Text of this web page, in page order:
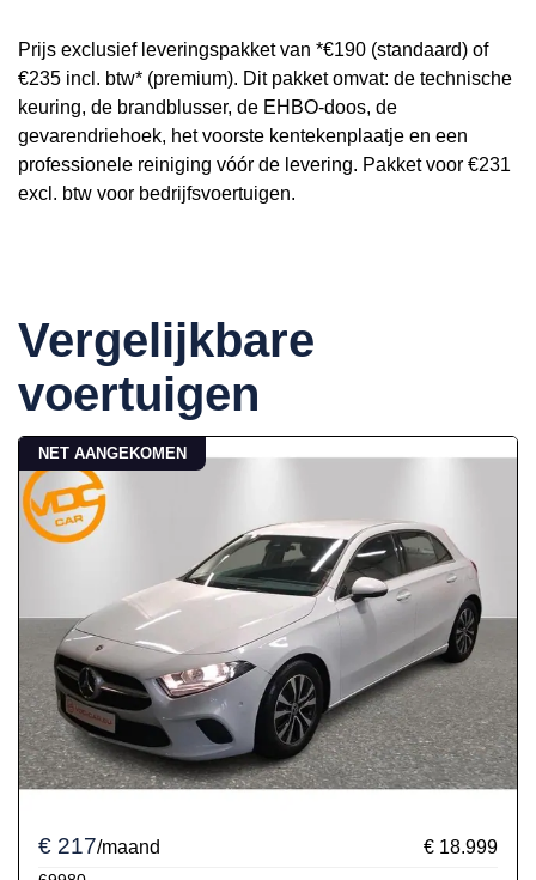
Prijs exclusief leveringspakket van *€190 (standaard) of
€235 incl. btw* (premium). Dit pakket omvat: de technische
keuring, de brandblusser, de EHBO-doos, de
gevarendriehoek, het voorste kentekenplaatje en een
professionele reiniging vóór de levering. Pakket voor €231
excl. btw voor bedrijfsvoertuigen.
Vergelijkbare
voertuigen
NET AANGEKOMEN
€ 217/maand € 18.999